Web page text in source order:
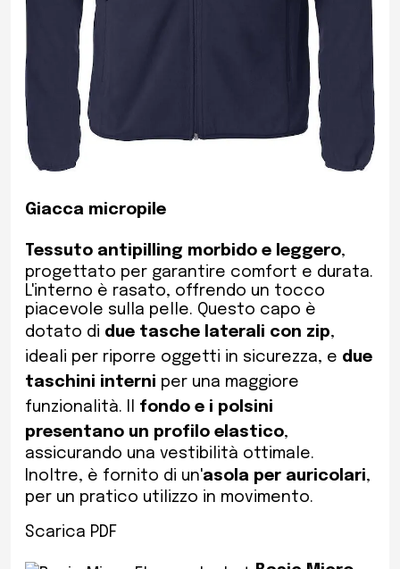
Giacca micropile
Tessuto antipilling morbido e leggero,
progettato per garantire comfort e durata.
L'interno è rasato, offrendo un tocco
piacevole sulla pelle. Questo capo è
dotato di due tasche laterali con zip,
ideali per riporre oggetti in sicurezza, e due
taschini interni per una maggiore
funzionalità. Il fondo e i polsini
presentano un profilo elastico,
assicurando una vestibilità ottimale.
Inoltre, è fornito di un'asola per auricolari,
per un pratico utilizzo in movimento.
Scarica PDF